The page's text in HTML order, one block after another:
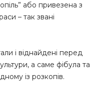
або привезена з
– так звані
і віднайдені перед
а саме фібула та
із розкопів.